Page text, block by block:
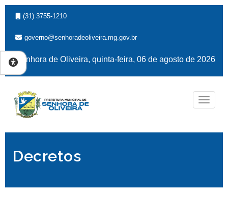
(31) 3755-1210
governo@senhoradeoliveira.mg.gov.br
Senhora de Oliveira, quinta-feira, 06 de agosto de 2026
Decretos